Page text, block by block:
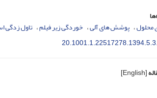
محلول پوشش های آلی خوردگی زیر فیلم تاول زدگی
[English]